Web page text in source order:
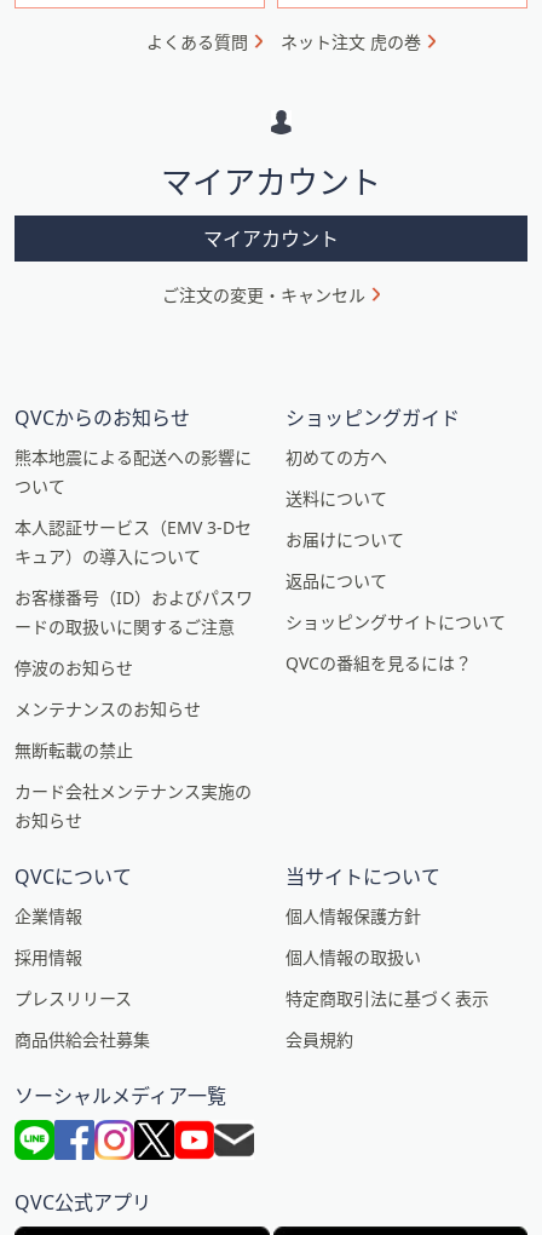
ン
よくある質問 ネット注文 虎の巻
マイアカウント
マイアカウント
ご注文の変更・キャンセル
QVCからのお知らせ
熊本地震による配送への影響に
ついて
本人認証サービス（EMV 3-Dセ
キュア）の導入について
お客様番号（ID）およびパスワ
ードの取扱いに関するご注意
停波のお知らせ
メンテナンスのお知らせ
無断転載の禁止
カード会社メンテナンス実施の
お知らせ
ショッピングガイド
初めての方へ
送料について
お届けについて
返品について
ショッピングサイトについて
QVCの番組を見るには？
QVCについて
企業情報
採用情報
プレスリリース
商品供給会社募集
当サイトについて
個人情報保護方針
個人情報の取扱い
特定商取引法に基づく表示
会員規約
ソーシャルメディア一覧
QVC公式アプリ